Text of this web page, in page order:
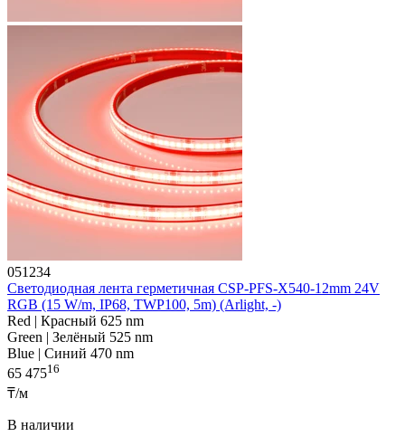
051234
Светодиодная лента герметичная CSP-PFS-X540-12mm 24V
RGB (15 W/m, IP68, TWP100, 5m) (Arlight, -)
Red | Красный 625 nm
Green | Зелёный 525 nm
Blue | Синий 470 nm
65 47516
₸/м
В наличии